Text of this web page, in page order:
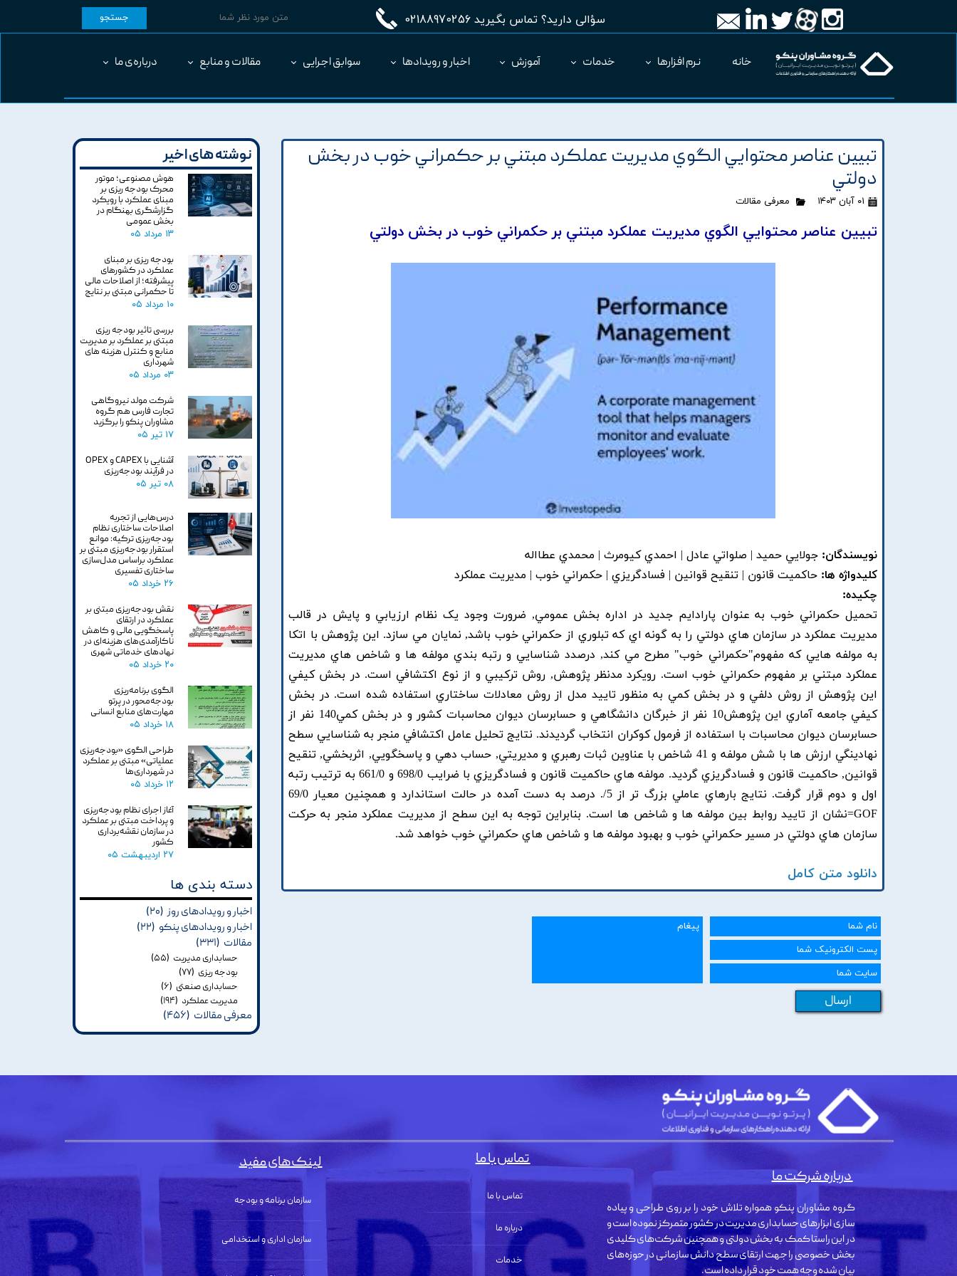
سؤالی دارید؟ تماس بگیرید 02188970256 جستجو
خانه نرم افزارها خدمات آموزش اخبار و رویدادها سوابق اجرایی مقالات و منابع درباره‌ی ما
تبيين عناصر محتوايي الگوي مديريت عملکرد مبتني بر حکمراني خوب در بخش
دولتي
۰۱ آبان ۱۴۰۳ معرفی مقالات
تبيين عناصر محتوايي الگوي مديريت عملکرد مبتني بر حکمراني خوب در بخش دولتي
نویسندگان: جولايي حميد | صلواتي عادل | احمدي کيومرث | محمدي عطااله
کلیدواژه ها: حاکميت قانون | تنقيح قوانين | فسادگريزي | حکمراني خوب | مديريت عملکرد
چکیده:
تحميل حکمراني خوب به عنوان پارادايم جديد در اداره بخش عمومي, ضرورت وجود يک نظام ارزيابي و پايش در قالب
مديريت عملکرد در سازمان هاي دولتي را به گونه اي که تبلوري از حکمراني خوب باشد, نمايان مي سازد. اين پژوهش با اتکا
به مولفه هايي که مفهوم"حکمراني خوب" مطرح مي کند, درصدد شناسايي و رتبه بندي مولفه ها و شاخص هاي مديريت
عملکرد مبتني بر مفهوم حکمراني خوب است. رويکرد مدنظر پژوهش, روش ترکيبي و از نوع اکتشافي است. در بخش کيفي
اين پژوهش از روش دلفي و در بخش کمي به منظور تاييد مدل از روش معادلات ساختاري استفاده شده است. در بخش
کيفي جامعه آماري اين پژوهش10 نفر از خبرگان دانشگاهي و حسابرسان ديوان محاسبات کشور و در بخش کمي140 نفر از
حسابرسان ديوان محاسبات با استفاده از فرمول کوکران انتخاب گرديدند. نتايج تحليل عامل اکتشافي منجر به شناسايي سطح
نهادينگي ارزش ها با شش مولفه و 41 شاخص با عناوين ثبات رهبري و مديريتي, حساب دهي و پاسخگويي, اثربخشي, تنقيح
قوانين, حاکميت قانون و فسادگريزي گرديد. مولفه هاي حاکميت قانون و فسادگريزي با ضرايب 698/0 و 661/0 به ترتيب رتبه
اول و دوم قرار گرفت. نتايج بارهاي عاملي بزرگ تر از 5/. درصد به دست آمده در حالت استاندارد و همچنين معيار 69/0
GOF=نشان از تاييد روابط بين مولفه ها و شاخص ها است. بنابراين توجه به اين سطح از مديريت عملکرد منجر به حرکت
سازمان هاي دولتي در مسير حکمراني خوب و بهبود مولفه ها و شاخص هاي حکمراني خوب خواهد شد.
دانلود متن کامل
ارسال
نوشته های اخیر
هوش مصنوعی؛ موتور
محرک بودجه ریزی بر
مبنای عملکرد با رویکرد
گزارشگری بهنگام در
بخش عمومی
۱۳ مرداد ۰۵
بودجه ریزی بر مبنای
عملکرد در کشورهای
پیشرفته؛ از اصلاحات مالی
تا حکمرانی مبتنی بر نتایج
۱۰ مرداد ۰۵
بررسی تاثیر بودجه ریزی
مبتنی بر عملکرد بر مدیریت
منابع و کنترل هزینه های
شهرداری
۰۳ مرداد ۰۵
شرکت مولد نیروگاهی
تجارت فارس هم گروه
مشاوران پنکو را برگزید
۱۷ تیر ۰۵
آشنایی با CAPEX و OPEX
در فرآیند بودجه‌ریزی
۰۸ تیر ۰۵
درس‌هایی از تجربه
اصلاحات ساختاری نظام
بودجه‌ریزی ترکیه: موانع
استقرار بودجه‌ریزی مبتنی بر
عملکرد براساس مدل‌سازی
ساختاری تفسیری
۲۶ خرداد ۰۵
نقش بودجه‌ریزی مبتنی بر
عملکرد در ارتقای
پاسخگویی مالی و کاهش
ناکارآمدی‌های هزینه‌ای در
نهادهای خدماتی شهری
۲۰ خرداد ۰۵
الگوی برنامه‌ریزی
بودجه‌محور در پرتو
مهارت‌های منابع انسانی
۱۸ خرداد ۰۵
طراحی الگوی «بودجه‌ریزی
عملیاتی» مبتنی بر عملکرد
در شهرداری‌ها
۱۲ خرداد ۰۵
آغاز اجرای نظام بودجه‌ریزی
و پرداخت مبتنی بر عملکرد
در سازمان نقشه‌برداری
کشور
۲۷ اردیبهشت ۰۵
دسته بندی ها
اخبار و رویدادهای روز (۲۰)
اخبار و رویدادهای پنکو (۲۲)
مقالات (۳۳۱)
حسابداری مدیریت (۵۵)
بودجه ریزی (۷۷)
حسابداری صنعتی (۶)
مدیریت عملکرد (۱۹۴)
معرفی مقالات (۴۵۶)
لینک‌های مفید
سازمان برنامه و بودجه
سازمان اداری و استخدامی
تماس با ما
درباره ما
خدمات
تماس با ما
گروه مشاوران پنکو همواره تلاش خود را بر روی طراحی و پیاده
سازی ابزارهای حسابداری مدیریت در کشور متمرکز نموده است و
در این راستا کمک به بخش دولتی و همچنین شرکت‌های کلیدی
بخش خصوصی را جهت ارتقای سطح دانش سازمانی در حوزه‌های
بیان شده وجه همت خود قرار داده است.
درباره شرکت ما